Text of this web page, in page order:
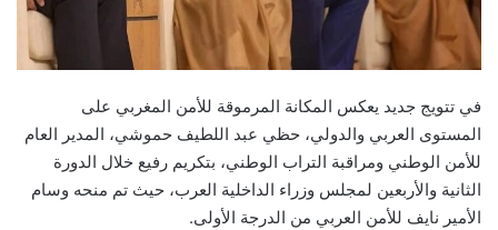
في تتويج جديد يعكس المكانة المرموقة للأمن المغربي على
المستوى العربي والدولي، حظي عبد اللطيف حموشي، المدير العام
للأمن الوطني ومراقبة التراب الوطني، بتكريم رفيع خلال الدورة
الثانية والأربعين لمجلس وزراء الداخلية العرب، حيث تم منحه وسام
الأمير نايف للأمن العربي من الدرجة الأولى.